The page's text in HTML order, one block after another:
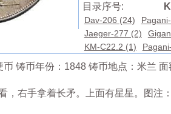
目录序号:
Dav-206 (24)
Jaeger-277 (2)
KM-C22.2 (1)
铸币年份：1848 铸币地点：米兰
右手拿着长矛。上面有星星。图注